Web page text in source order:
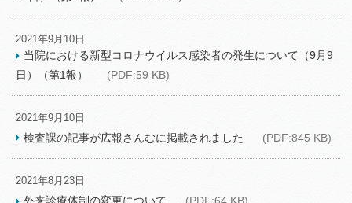
2021年9月10日
当院における新型コロナウイルス感染者の発生について（9月9
日）（第1報）
(PDF:59 KB)
2021年9月10日
検査課の記事が広報さんむに掲載されました (PDF:845 KB)
2021年8月23日